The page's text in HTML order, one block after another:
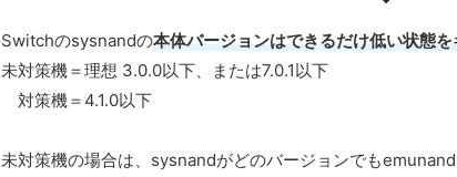
Switchのsysnandの本体バージョンはできるだけ低い状態を
未対策機＝理想 3.0.0以下、または7.0.1以下
対策機＝4.1.0以下
未対策機の場合は、sysnandがどのバージョンでも